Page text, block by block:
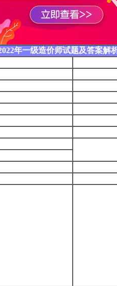
年一级造价师试题及答案解